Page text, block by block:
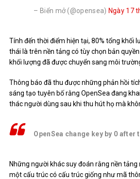
– Biển mở (@opensea) Ngày 17
Tính đến thời điểm hiện tại, 80% tổng khối
thái là trên nền tảng có tùy chọn bản
khối lượng đã được chuyển sang môi
Thông báo đã thu được những phản hồi
sáng tạo tuyên bố rằng OpenSea đang
thác người dùng sau khi thu hút họ mà
OpenSea change key by 0 after
Những người khác suy đoán rằng nền tảng
một cấu trúc có cấu trúc giống như mã